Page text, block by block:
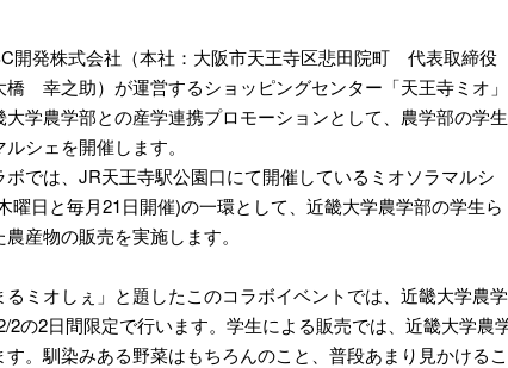
開発株式会社（本社：大阪市天王寺区悲田院町 代表取締役
橋 幸之助）が運営するショッピングセンター「天王寺ミオ」
大学農学部との産学連携プロモーションとして、農学部の学生
シェを開催します。
ボでは、JR天王寺駅公園口にて開催しているミオソラマルシ
曜日と毎月21日開催)の一環として、近畿大学農学部の学生ら
産物の販売を実施します。
るミオしぇ」と題したこのコラボイベントでは、近畿大学
2の2日間限定で行います。学生による販売では、近畿大学
す。馴染みある野菜はもちろんのこと、普段あまり見かける